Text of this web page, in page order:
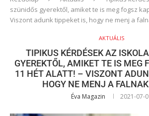
szünidős gyerektől, amiket te is meg fogsz
Viszont adunk tippeket is, hogy ne menj a
AKTUÁLIS
TIPIKUS KÉRDÉSEK AZ
GYEREKTŐL, AMIKET TE IS MEG
11 HÉT ALATT! – VISZONT
HOGY NE MENJ A
Éva Magazin 2021-07-